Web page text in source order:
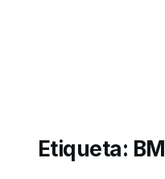
Etiqueta: